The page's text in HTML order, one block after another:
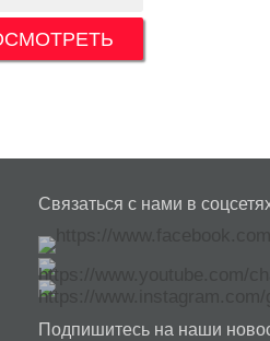
Связаться с нами в
Подпишитесь на наши